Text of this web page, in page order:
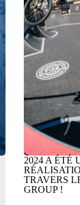
2024 A ÉTÉ
TRAVERS
GROUP !